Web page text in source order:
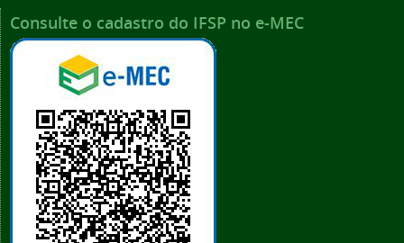
Consulte o cadastro do IFSP no e-MEC